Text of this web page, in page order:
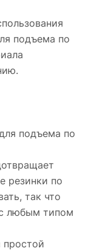
подъема по
подъема по
резинки по
так что
любым типом